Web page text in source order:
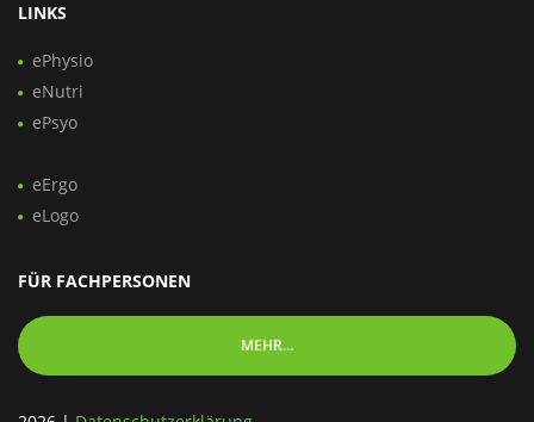
LINKS
ePhysio
eNutri
ePsyo
eErgo
eLogo
FÜR FACHPERSONEN
MEHR...